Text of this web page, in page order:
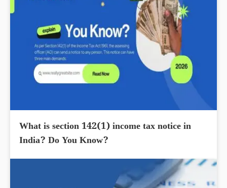
What is section 142(1) income tax notice in
India? Do You Know?